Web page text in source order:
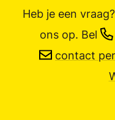
Heb je een
ons op. Bel
contact